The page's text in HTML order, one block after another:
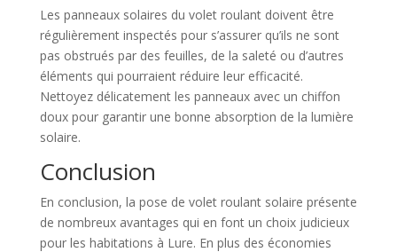
Les panneaux solaires du volet roulant doivent être
régulièrement inspectés pour s’assurer qu’ils ne sont
pas obstrués par des feuilles, de la saleté ou d’autres
éléments qui pourraient réduire leur efficacité.
Nettoyez délicatement les panneaux avec un chiffon
doux pour garantir une bonne absorption de la lumière
solaire.
Conclusion
En conclusion, la pose de volet roulant solaire présente
de nombreux avantages qui en font un choix judicieux
pour les habitations à Lure. En plus des économies